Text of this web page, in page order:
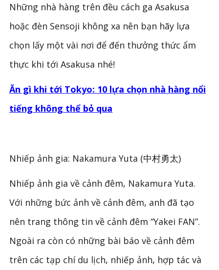
Những nhà hàng trên đều cách ga Asakusa
hoặc đèn Sensoji không xa nên bạn hãy lựa
chọn lấy một vài nơi để đến thưởng thức ẩm
thực khi tới Asakusa nhé!
Ăn gì khi tới Tokyo: 10 lựa chọn nhà hàng nổi
tiếng không thể bỏ qua
Nhiếp ảnh gia: Nakamura Yuta (中村勇太)
Nhiếp ảnh gia về cảnh đêm, Nakamura Yuta.
Với những bức ảnh về cảnh đêm, anh đã tạo
nên trang thông tin về cảnh đêm “Yakei FAN”.
Ngoài ra còn có những bài báo về cảnh đêm
trên các tạp chí du lịch, nhiếp ảnh, hợp tác và